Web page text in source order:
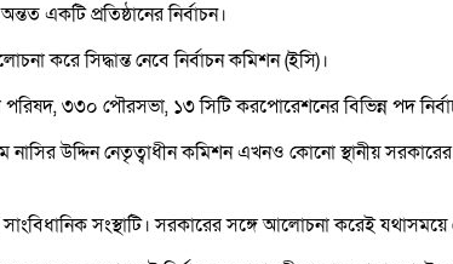
একটি প্রতিষ্ঠানের নির্বাচন।
করে সিদ্ধান্ত নেবে নির্বাচন কমিশন (ইসি)।
৩৩০ পৌরসভা, ১৩ সিটি করপোরেশনের বিভিন্ন পদ
উদ্দিন নেতৃত্বাধীন কমিশন এখনও কোনো স্থানীয়
সংস্থাটি। সরকারের সঙ্গে আলোচনা করেই